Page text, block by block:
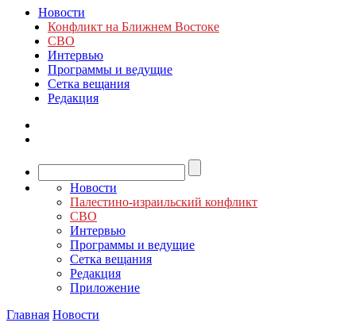
Новости
Конфликт на Ближнем Востоке
СВО
Интервью
Программы и ведущие
Сетка вещания
Редакция
Новости
Палестино-израильский конфликт
СВО
Интервью
Программы и ведущие
Сетка вещания
Редакция
Приложение
Главная Новости